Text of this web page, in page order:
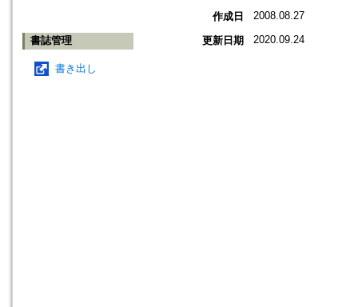
書誌管理
書き出し
作成日 2008.08.27
更新日期 2020.09.24